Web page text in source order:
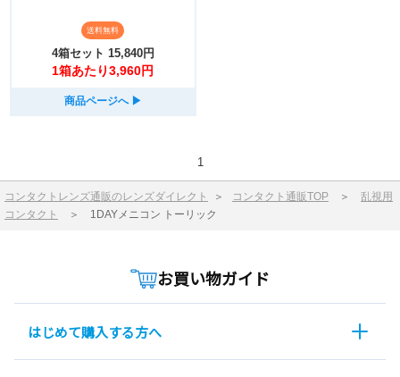
送料無料
4箱セット 15,840円
1箱あたり3,960円
商品ページへ ▶︎
1
コンタクトレンズ通販のレンズダイレクト ＞ コンタクト通販TOP ＞ 乱視用
コンタクト
＞ 1DAYメニコン トーリック
お買い物ガイド
はじめて購入する方へ